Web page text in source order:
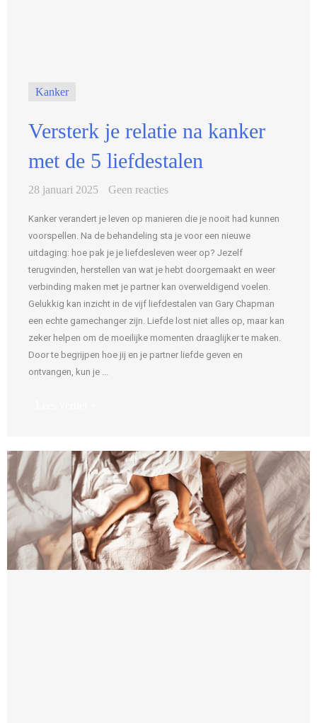
Kanker
Versterk je relatie na kanker
met de 5 liefdestalen
28 januari 2025 Geen reacties
Kanker verandert je leven op manieren die je nooit had kunnen
voorspellen. Na de behandeling sta je voor een nieuwe
uitdaging: hoe pak je je liefdesleven weer op? Jezelf
terugvinden, herstellen van wat je hebt doorgemaakt en weer
verbinding maken met je partner kan overweldigend voelen.
Gelukkig kan inzicht in de vijf liefdestalen van Gary Chapman
een echte gamechanger zijn. Liefde lost niet alles op, maar kan
zeker helpen om de moeilijke momenten draaglijker te maken.
Door te begrijpen hoe jij en je partner liefde geven en
ontvangen, kun je ...